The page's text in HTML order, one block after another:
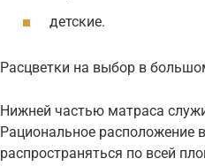
детские.
Расцветки на выбор в
Нижней частью матраса
Рациональное расположение
распространяться по всей